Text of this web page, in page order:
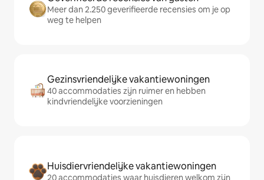
Meer dan 2.250 geverifieerde recensies om je op
weg te helpen
Gezinsvriendelijke vakantiewoningen
40 accommodaties zijn ruimer en hebben
kindvriendelijke voorzieningen
Huisdiervriendelijke vakantiewoningen
20 accommodaties waar huisdieren welkom zijn